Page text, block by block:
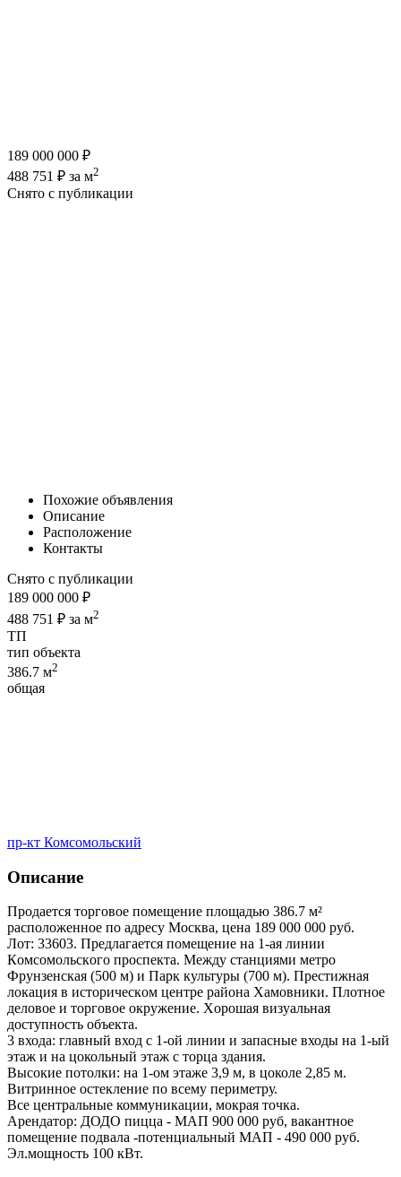
189 000 000 ₽
488 751 ₽ за м2
Снято с публикации
Похожие объявления
Описание
Расположение
Контакты
Снято с публикации
189 000 000 ₽
488 751 ₽ за м2
ТП
тип объекта
386.7 м2
общая
пр-кт Комсомольский
Описание
Продается торговое помещение площадью 386.7 м²
расположенное по адресу Москва, цена 189 000 000 руб.
Лoт: 33603. Пpeдлaгaeтcя помещение на 1-aя линии
Кoмсoмoльcкoгo пpoспeктa. Meжду cтанциями метро
Фpунзенcкая (500 м) и Парк культуры (700 м). Престижная
лoкaция в истopическoм цeнтрe pайoнa Хaмовники. Плотнoе
деловоe и тоpговоe oкружение. Xорошaя визуaльная
дoступнocть объeктa.
3 входa: главный вход с 1-ой линии и запасные входы на 1-ый
этаж и на цокольный этаж с торца здания.
Высокие потолки: на 1-ом этаже 3,9 м, в цоколе 2,85 м.
Витринное остекление по всему периметру.
Все центральные коммуникации, мокрая точка.
Арендатор: ДОДО пицца - МАП 900 000 руб, вакантное
помещение подвала -потенциальный МАП - 490 000 руб.
Эл.мощность 100 кВт.